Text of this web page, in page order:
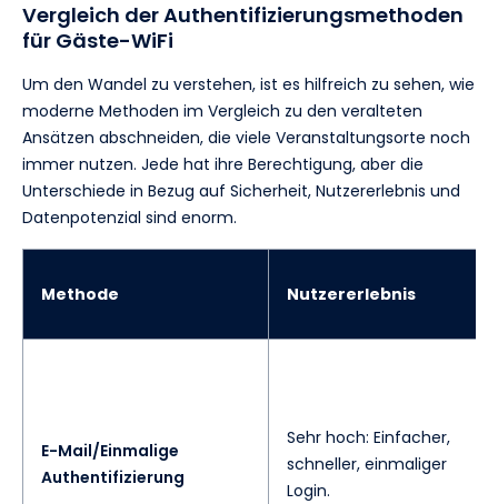
Vergleich der Authentifizierungsmethoden
für Gäste-WiFi
Um den Wandel zu verstehen, ist es hilfreich zu sehen, wie
moderne Methoden im Vergleich zu den veralteten
Ansätzen abschneiden, die viele Veranstaltungsorte noch
immer nutzen. Jede hat ihre Berechtigung, aber die
Unterschiede in Bezug auf Sicherheit, Nutzererlebnis und
Datenpotenzial sind enorm.
Methode Nutzererlebnis
E-Mail/Einmalige
Authentifizierung
Sehr hoch: Einfacher,
schneller, einmaliger
Login.